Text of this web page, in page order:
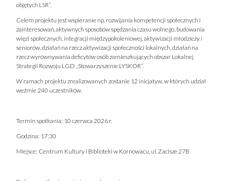
objętych LSR”.
Celem projektu jest wspieranie np. rozwijania kompetencji społecznych i
zainteresowań, aktywnych sposobów spędzania czasu wolnego, budowania
więzi społecznych, integracji międzypokoleniowej, aktywizacji młodzieży i
seniorów, działań na rzecz aktywizacji społeczności lokalnych, działań na
rzecz wyrównywania deficytów osób zamieszkujących obszar Lokalnej
Strategii Rozwoju LGD „Stowarzyszenie LYSKOR”.
W ramach projektu zrealizowanych zostanie 12 inicjatyw, w których udział
weźmie 240 uczestników.
Termin spotkania: 10 czerwca 2026 r.
Godzina: 17:30
Miejsce: Centrum Kultury i Biblioteki w Kornowacu, ul. Zacisze 27B